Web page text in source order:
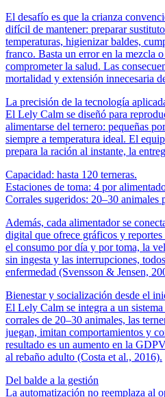
El desafío es que la crianza
difícil de mantener: preparar
temperaturas, higienizar baldes,
franco. Basta un error en la mezcla
comprometer la salud. Las
mortalidad y extensión innecesaria
La precisión de la tecnología
El Lely Calm se diseñó para
alimentarse del ternero: pequeñas
siempre a temperatura ideal. El
prepara la ración al instante, la
Capacidad: hasta 120 terneras.
Estaciones de toma: 4 por
Corrales sugeridos: 20–30 animales
Además, cada alimentador se
digital que ofrece gráficos y
el consumo por día y por toma, la
sin ingesta y las interrupciones,
enfermedad (Svensson & Jensen,
Bienestar y socialización desde el
El Lely Calm se integra a un
corrales de 20–30 animales, las
juegan, imitan comportamientos y
resultado es un aumento en la
al rebaño adulto (Costa et al., 2016).
Del balde a la gestión
La automatización no reemplaza al